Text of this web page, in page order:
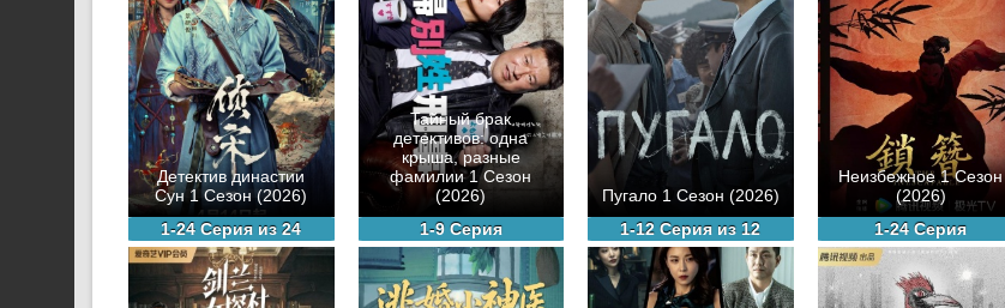
Детектив династии
Сун 1 Сезон (2026)
1-24 Серия из 24
Тайный брак
детективов: одна
крыша, разные
фамилии 1 Сезон
(2026)
1-9 Серия
Пугало 1 Сезон (2026)
1-12 Серия из 12
Неизбежное 1 Сезон
(2026)
1-24 Серия